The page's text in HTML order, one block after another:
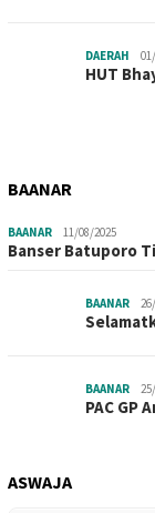
DAERAH
HUT
BAANAR
BAANAR 11/08/2025
Banser Batuporo
BAANAR
BAANAR
PAC GP
ASWAJA